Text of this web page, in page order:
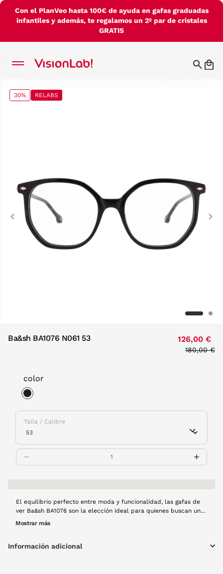
Con el PlanVeo hasta 100€ de ayuda en gafas graduadas
infantiles y además, te regalamos un 2º par de cristales
GRATIS
30% RELABS
Previous
Ba&sh BA1076 N061 53 126,00 €
Price
180,00 €
color
Talla / Calibre
El equilibrio perfecto entre moda y funcionalidad, las gafas de
ver Ba&sh BA1076 son la elección ideal para quienes buscan un
look chic y refinado. Con su sofisticada montura de pasta en
Mostrar más
Información adicional